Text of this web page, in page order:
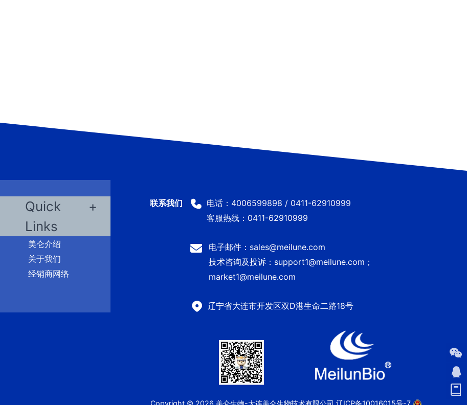
Quick
Links
美仑介绍
关于我们
经销商网络
电话：4006599898 / 0411-62910999
客服热线：0411-62910999
电子邮件：sales@meilune.com
技术咨询及投诉：support1@meilune.com；
market1@meilune.com
辽宁省大连市开发区双D港生命二路18号